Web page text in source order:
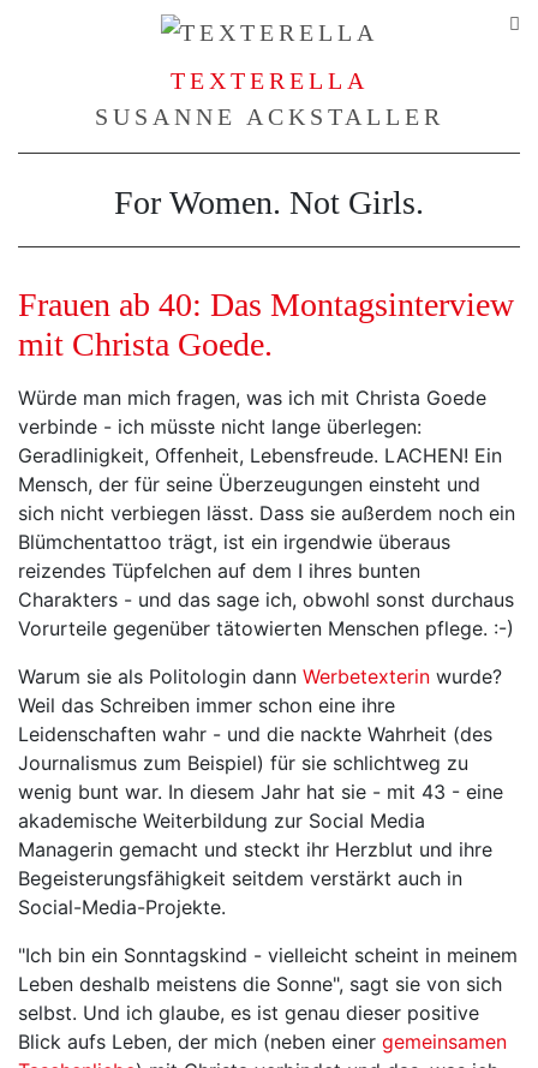
TEXTERELLA
SUSANNE ACKSTALLER
For Women. Not Girls.
Frauen ab 40: Das Montagsinterview
mit Christa Goede.
Würde man mich fragen, was ich mit Christa Goede
verbinde - ich müsste nicht lange überlegen:
Geradlinigkeit, Offenheit, Lebensfreude. LACHEN! Ein
Mensch, der für seine Überzeugungen einsteht und
sich nicht verbiegen lässt. Dass sie außerdem noch ein
Blümchentattoo trägt, ist ein irgendwie überaus
reizendes Tüpfelchen auf dem I ihres bunten
Charakters - und das sage ich, obwohl sonst durchaus
Vorurteile gegenüber tätowierten Menschen pflege. :-)
Warum sie als Politologin dann Werbetexterin wurde?
Weil das Schreiben immer schon eine ihre
Leidenschaften wahr - und die nackte Wahrheit (des
Journalismus zum Beispiel) für sie schlichtweg zu
wenig bunt war. In diesem Jahr hat sie - mit 43 - eine
akademische Weiterbildung zur Social Media
Managerin gemacht und steckt ihr Herzblut und ihre
Begeisterungsfähigkeit seitdem verstärkt auch in
Social-Media-Projekte.
"Ich bin ein Sonntagskind - vielleicht scheint in meinem
Leben deshalb meistens die Sonne", sagt sie von sich
selbst. Und ich glaube, es ist genau dieser positive
Blick aufs Leben, der mich (neben einer gemeinsamen